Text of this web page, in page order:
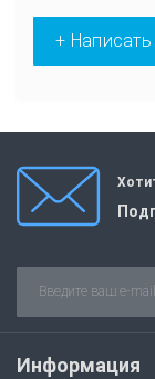
+
Информация